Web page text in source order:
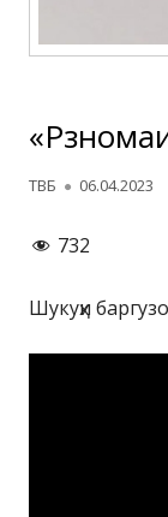
Автор
ТВБ 06.04.2023
732
Шукуҳи